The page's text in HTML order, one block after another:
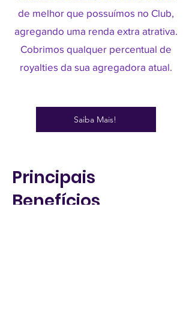
de melhor que possuímos no Club,
agregando uma renda extra atrativa.
Cobrimos qualquer percentual de
royalties da sua agregadora atual.
Saiba Mais!
Principais
Benefícios